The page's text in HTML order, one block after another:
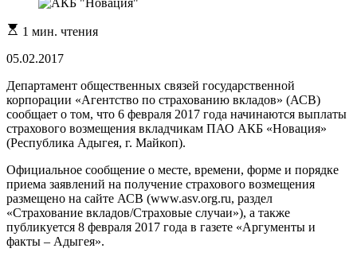
Расчетное
чтения
1 мин. чтения
05.02.2017
Департамент общественных связей государственной
корпорации «Агентство по страхованию вкладов» (АСВ)
сообщает о том, что 6 февраля 2017 года начинаются выплаты
страхового возмещения вкладчикам ПАО АКБ «Новация»
(Республика Адыгея, г. Майкоп).
Официальное сообщение о месте, времени, форме и порядке
приема заявлений на получение страхового возмещения
размещено на сайте АСВ (www.asv.org.ru, раздел
«Страхование вкладов/Страховые случаи»), а также
публикуется 8 февраля 2017 года в газете «Аргументы и
факты – Адыгея».